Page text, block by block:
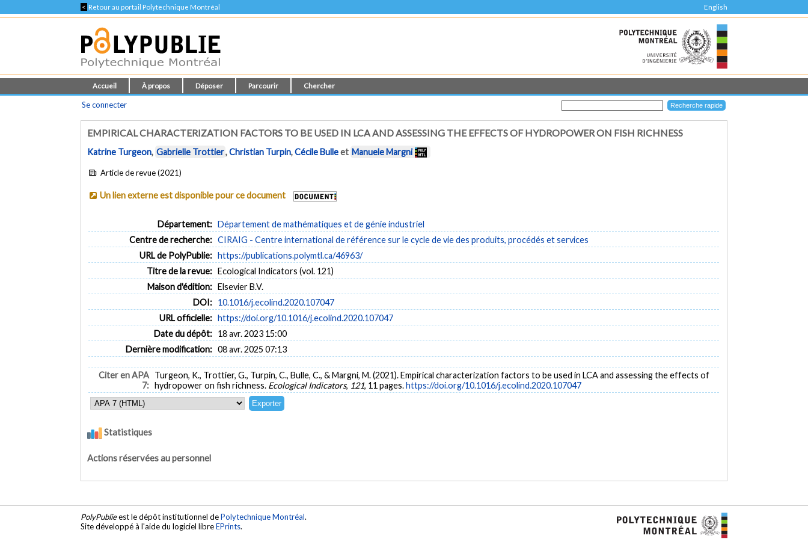
< Retour au portail Polytechnique Montréal English
Accueil À propos Déposer Parcourir Chercher
Se connecter
EMPIRICAL CHARACTERIZATION FACTORS TO BE USED IN LCA AND ASSESSING THE EFFECTS OF HYDROPOWER ON FISH RICHNESS
Katrine Turgeon, Gabrielle Trottier,Christian Turpin,Cécile Bulleet Manuele Margni
Article de revue (2021)
Un lien externe est disponible pour ce document
Département: Département de mathématiques et de génie industriel
Centre de recherche: CIRAIG - Centre international de référence sur le cycle de vie des produits, procédés et services
URL de PolyPublie: https://publications.polymtl.ca/46963/
Titre de la revue: Ecological Indicators (vol. 121)
Maison d'édition: Elsevier B.V.
DOI: 10.1016/j.ecolind.2020.107047
URL officielle: https://doi.org/10.1016/j.ecolind.2020.107047
Date du dépôt: 18 avr. 2023 15:00
Dernière modification: 08 avr. 2025 07:13
Citer en APA
7:
Turgeon, K., Trottier, G., Turpin, C., Bulle, C., & Margni, M. (2021). Empirical characterization factors to be used in LCA and assessing the effects of
hydropower on fish richness. Ecological Indicators, 121, 11 pages.https://doi.org/10.1016/j.ecolind.2020.107047
Statistiques
Actions réservées au personnel
PolyPublieest le dépôt institutionnel dePolytechnique Montréal.
Site développé à l'aide du logiciel libreEPrints.